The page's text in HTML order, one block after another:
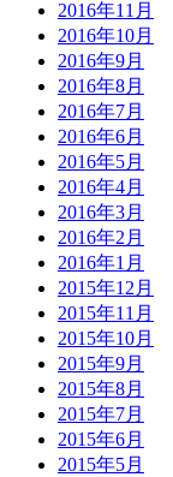
2016年11月
2016年10月
2016年9月
2016年8月
2016年7月
2016年6月
2016年5月
2016年4月
2016年3月
2016年2月
2016年1月
2015年12月
2015年11月
2015年10月
2015年9月
2015年8月
2015年7月
2015年6月
2015年5月